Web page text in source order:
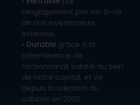
l’engagement pris vis-à-vis
de nos investisseurs
externes,
• Durable grâce à la
prééminence de
l’actionnariat salarié au sein
de notre capital, et ce
depuis la création du
cabinet en 2005.